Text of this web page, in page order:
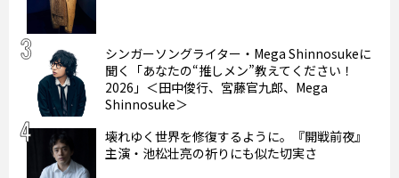
シンガーソングライター・Mega Shinnosukeに
聞く「あなたの“推しメン”教えてください！
2026」＜田中俊行、宮藤官九郎、Mega
Shinnosuke＞
壊れゆく世界を修復するように。『開戦前夜』
主演・池松壮亮の祈りにも似た切実さ